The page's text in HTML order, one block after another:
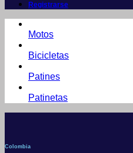
Registrarse
Motos
Bicicletas
Patines
Patinetas
Colombia